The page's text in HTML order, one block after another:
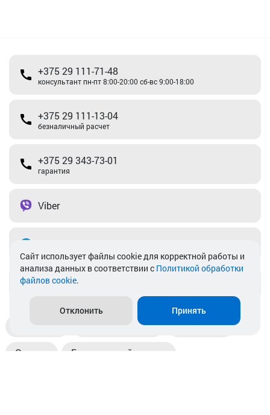
+375 29 111-71-48
консультант пн-пт 8:00-20:00 сб-вс 9:00-18:00
+375 29 111-13-04
безналичный расчет
+375 29 343-73-01
гарантия
Viber
info@akkamulik.by
Пункты выдачи Магазины
Оплата Безналичный расчет
Cайт использует файлы cookie для корректной работы и
анализа данных в соответствии с Политикой обработки
файлов cookie.
Отклонить Принять